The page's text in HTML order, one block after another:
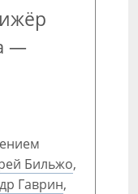
—
Бильжо,
Гаврин,